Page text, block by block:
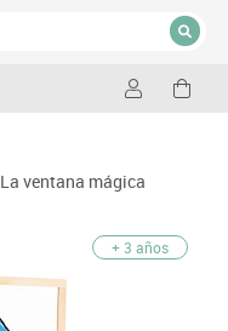
CERRAR
La ventana mágica
+ 3 años